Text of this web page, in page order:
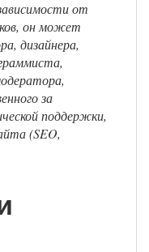
от
он может
дизайнера,
за
поддержки,
(SEO,